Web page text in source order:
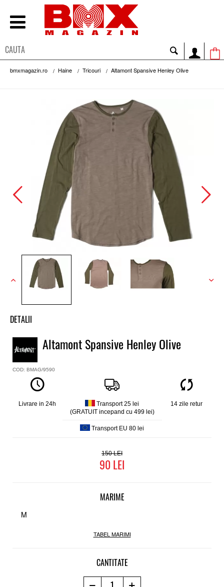
bmxmagazin.ro Haine Tricouri Altamont Spansive Henley Olive
DETALII
Tricou baieti Altamont
Model
Spansive Henley
Culoare
Verde, gri
Material
100% bumbac
Altamont Spansive Henley Olive
COD: BMAG/9590
Livrare in 24h
Transport 25 lei
(GRATUIT incepand cu 499 lei)
Transport EU 80 lei
14 zile retur
150
90
MARIME
M
TABEL MARIMI
CANTITATE